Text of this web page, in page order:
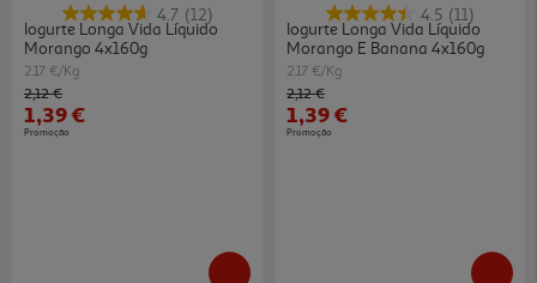
4.7 (12)
Iogurte Longa Vida Líquido
Morango 4x160g
2.17 €/Kg
Price reduced from
2,12 €to
1,39 €
Promoção
4.5 (11)
Iogurte Longa Vida Líquido
Morango E Banana 4x160g
2.17 €/Kg
Price reduced from
2,12 €to
1,39 €
Promoção